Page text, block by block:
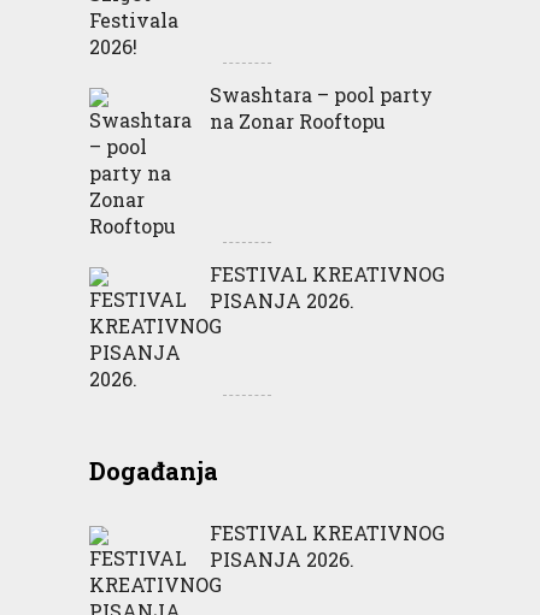
Swashtara – pool party
na Zonar Rooftopu
FESTIVAL KREATIVNOG
PISANJA 2026.
Događanja
FESTIVAL KREATIVNOG
PISANJA 2026.